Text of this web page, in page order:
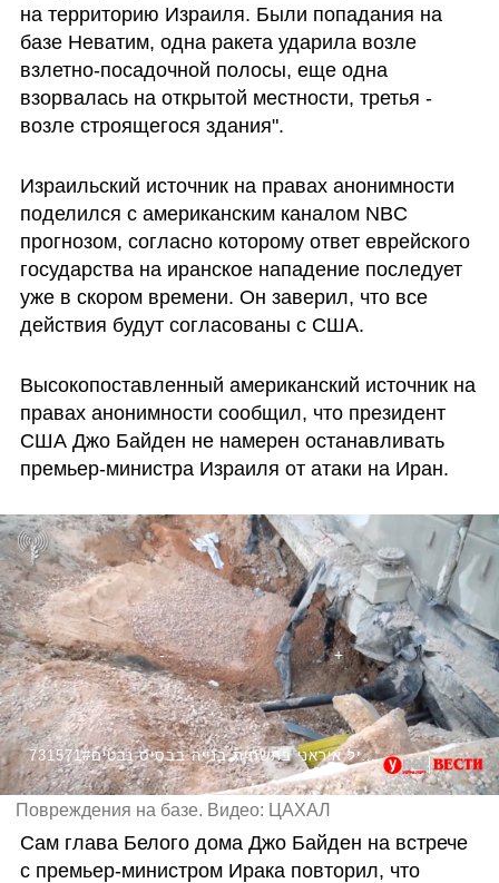
на территорию Израиля. Были попадания на
базе Неватим, одна ракета ударила возле
взлетно-посадочной полосы, еще одна
взорвалась на открытой местности, третья -
возле строящегося здания".
Израильский источник на правах анонимности
поделился с американским каналом NBC
прогнозом, согласно которому ответ еврейского
государства на иранское нападение последует
уже в скором времени. Он заверил, что все
действия будут согласованы с США.
Высокопоставленный американский источник на
правах анонимности сообщил, что президент
США Джо Байден не намерен останавливать
премьер-министра Израиля от атаки на Иран.
731571#תיעוד מפגיעת טיל איראני בתשתית בנייה בבסיס נבטים
Повреждения на базе. Видео: ЦАХАЛ
Сам глава Белого дома Джо Байден на встрече
с премьер-министром Ирака повторил, что